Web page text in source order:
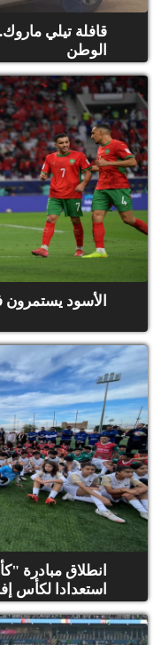
قافلة تيلي
الوطن
الأسود يستمرون
انطلاق مبادرة
استعدادا لكأس